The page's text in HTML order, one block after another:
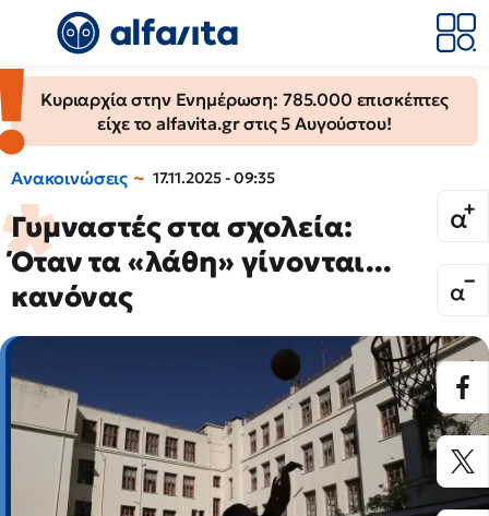
Κυριαρχία στην Ενημέρωση: 785.000 επισκέπτες
είχε το alfavita.gr στις 5 Αυγούστου!
Ανακοινώσεις 17.11.2025 - 09:35
Γυμναστές στα σχολεία:
Όταν τα «λάθη» γίνονται...
κανόνας